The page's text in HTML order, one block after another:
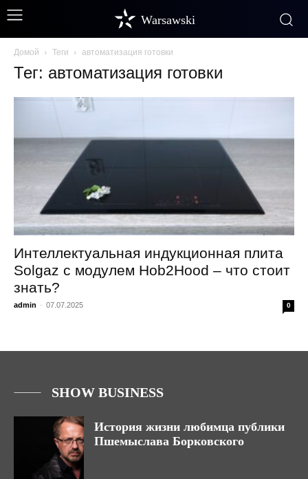
Warsawski
Домой Теги автоматизация готовки
Тег: автоматизация готовки
Интеллектуальная индукционная плита
Solgaz с модулем Hob2Hood – что стоит
знать?
admin - 07.07.2025 0
SHOW BUSINESS
История жизни любимца публики
Пшемыслава Борковского